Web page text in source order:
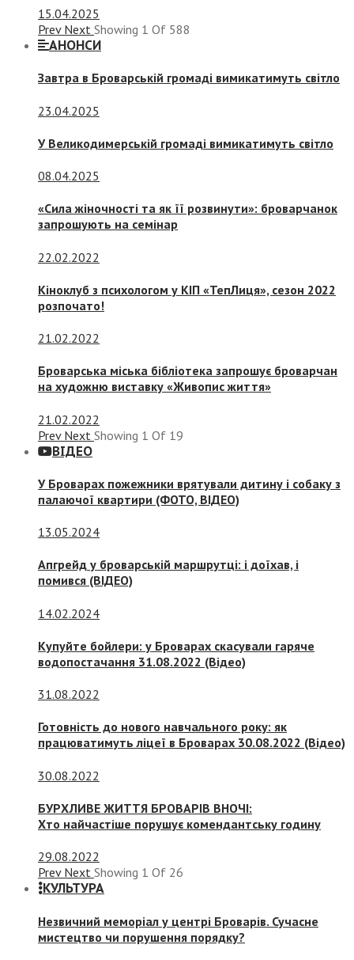
15.04.2025
Prev Next Showing 1 Of 588
АНОНСИ
Завтра в Броварській громаді вимикатимуть світло
23.04.2025
У Великодимерській громаді вимикатимуть світло
08.04.2025
«Сила жіночності та як її розвинути»: броварчанок
запрошують на семінар
22.02.2022
Кіноклуб з психологом у КІП «ТепЛиця», сезон 2022
розпочато!
21.02.2022
Броварська міська бібліотека запрошує броварчан
на художню виставку «Живопис життя»
21.02.2022
Prev Next Showing 1 Of 19
ВІДЕО
У Броварах пожежники врятували дитину і собаку з
палаючої квартири (ФОТО, ВІДЕО)
13.05.2024
Апгрейд у броварській маршрутці: і доїхав, і
помився (ВІДЕО)
14.02.2024
Купуйте бойлери: у Броварах скасували гаряче
водопостачання 31.08.2022 (Відео)
31.08.2022
Готовність до нового навчального року: як
працюватимуть ліцеї в Броварах 30.08.2022 (Відео)
30.08.2022
БУРХЛИВЕ ЖИТТЯ БРОВАРІВ ВНОЧІ:
Хто найчастіше порушує комендантську годину
29.08.2022
Prev Next Showing 1 Of 26
КУЛЬТУРА
Незвичний меморіал у центрі Броварів. Сучасне
мистецтво чи порушення порядку?